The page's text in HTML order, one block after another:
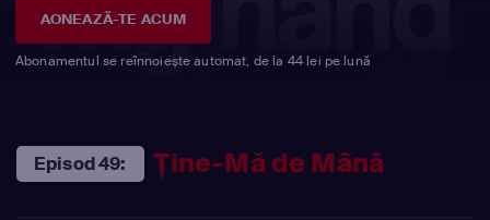
AONEAZĂ-TE ACUM
Abonamentul se reînnoiește automat, de la 44 lei pe lună
Episod 49: Ține-Mă de Mână